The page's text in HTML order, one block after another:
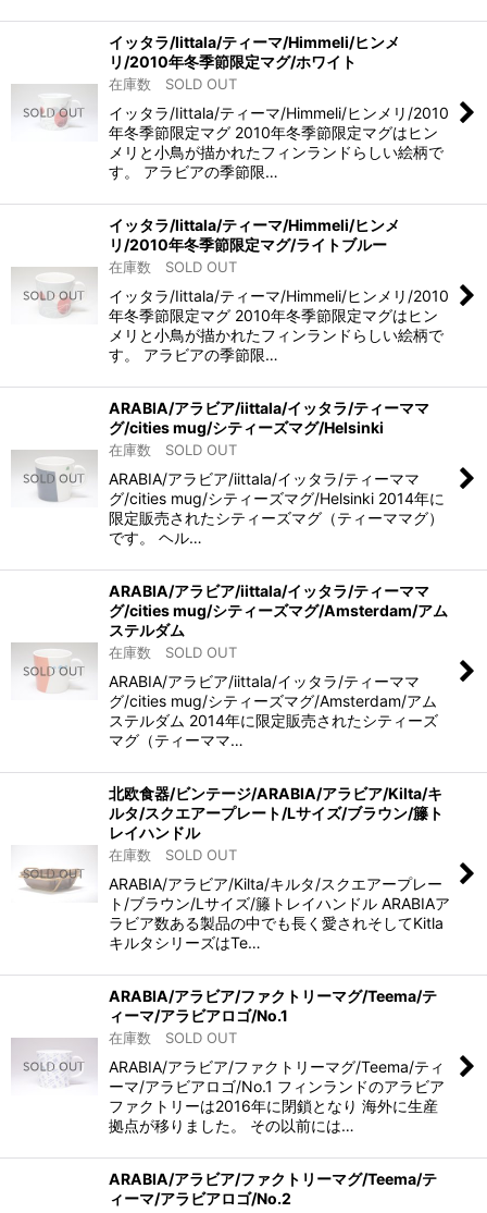
イッタラ/Iittala/ティーマ/Himmeli/ヒンメ
リ/2010年冬季節限定マグ/ホワイト
在庫数 SOLD OUT
イッタラ/Iittala/ティーマ/Himmeli/ヒンメリ/2010
年冬季節限定マグ 2010年冬季節限定マグはヒン
メリと小鳥が描かれたフィンランドらしい絵柄で
す。 アラビアの季節限…
イッタラ/Iittala/ティーマ/Himmeli/ヒンメ
リ/2010年冬季節限定マグ/ライトブルー
在庫数 SOLD OUT
イッタラ/Iittala/ティーマ/Himmeli/ヒンメリ/2010
年冬季節限定マグ 2010年冬季節限定マグはヒン
メリと小鳥が描かれたフィンランドらしい絵柄で
す。 アラビアの季節限…
ARABIA/アラビア/iittala/イッタラ/ティーママ
グ/cities mug/シティーズマグ/Helsinki
在庫数 SOLD OUT
ARABIA/アラビア/iittala/イッタラ/ティーママ
グ/cities mug/シティーズマグ/Helsinki 2014年に
限定販売されたシティーズマグ（ティーママグ）
です。 ヘル…
ARABIA/アラビア/iittala/イッタラ/ティーママ
グ/cities mug/シティーズマグ/Amsterdam/アム
ステルダム
在庫数 SOLD OUT
ARABIA/アラビア/iittala/イッタラ/ティーママ
グ/cities mug/シティーズマグ/Amsterdam/アム
ステルダム 2014年に限定販売されたシティーズ
マグ（ティーママ…
北欧食器/ビンテージ/ARABIA/アラビア/Kilta/キ
ルタ/スクエアープレート/Lサイズ/ブラウン/籐ト
レイハンドル
在庫数 SOLD OUT
ARABIA/アラビア/Kilta/キルタ/スクエアープレー
ト/ブラウン/Lサイズ/籐トレイハンドル ARABIAア
ラビア数ある製品の中でも長く愛されそしてKitla
キルタシリーズはTe…
ARABIA/アラビア/ファクトリーマグ/Teema/テ
ィーマ/アラビアロゴ/No.1
在庫数 SOLD OUT
ARABIA/アラビア/ファクトリーマグ/Teema/ティ
ーマ/アラビアロゴ/No.1 フィンランドのアラビア
ファクトリーは2016年に閉鎖となり 海外に生産
拠点が移りました。 その以前には…
ARABIA/アラビア/ファクトリーマグ/Teema/テ
ィーマ/アラビアロゴ/No.2